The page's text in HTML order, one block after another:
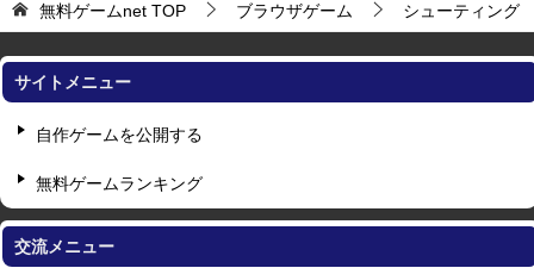
無料ゲームnet TOP ブラウザゲーム シューティング
サイトメニュー
自作ゲームを公開する
無料ゲームランキング
交流メニュー